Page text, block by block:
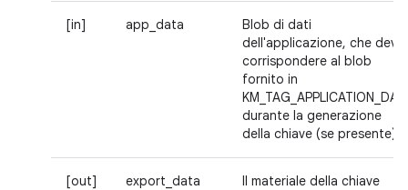
[in] app_data
Blob di dati
dell'applicazione, che deve
corrispondere al blob
fornito in
durante la generazione
della chiave (se presente).
[out] export_data
Il materiale della chiave